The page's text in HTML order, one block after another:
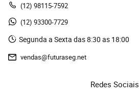
(12) 98115-7592
(12) 93300-7729
Segunda a Sexta das 8:30 as 18:00
vendas@futuraseg.net
Redes Sociais